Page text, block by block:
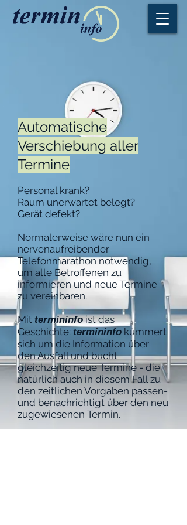
Automatische
Verschiebung aller
Termine
Personal krank?
Raum unerwartet belegt?
Gerät defekt?
Normalerweise wäre nun ein
nervenaufreibender
Telefonmarathon notwendig,
um alle Betroffenen zu
informieren und neue Termine
zu vereinbaren.
Mit termininfoist das
Geschichte: termininfo kümmert
sich um die Information über
den Ausfall und bucht
gleichzeitig neue Termine - die
natürlich auch in diesem Fall zu
den zeitlichen Vorgaben passen-
und benachrichtigt über den neu
zugewiesenen Termin.